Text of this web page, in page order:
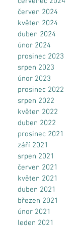
červen 2024
květen 2024
duben 2024
únor 2024
prosinec 2023
srpen 2023
únor 2023
prosinec 2022
srpen 2022
květen 2022
duben 2022
prosinec 2021
září 2021
srpen 2021
červen 2021
květen 2021
duben 2021
březen 2021
únor 2021
leden 2021